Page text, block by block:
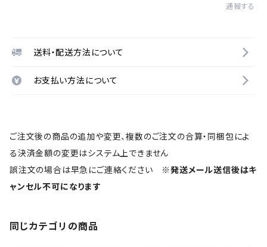
通報する
送料・配送方法について
お支払い方法について
ご注文後の商品の追加や変更、複数のご注文の合算・同梱包によ
る決済金額の変更はシステム上できません
誤注文の場合は早急にご連絡ください ※発送メール送信後はキ
ャンセル不可になります
同じカテゴリの商品